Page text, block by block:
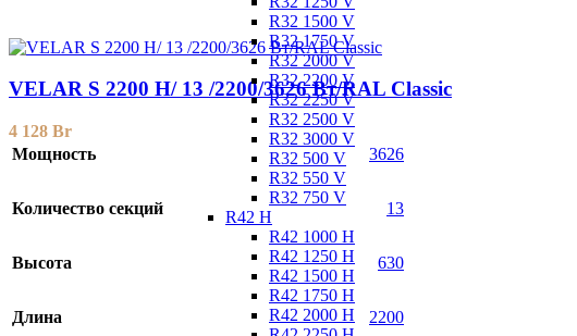
R32 1500 V
R32 1750 V
R32 2000 V
R32 2200 V
R32 2250 V
R32 2500 V
R32 3000 V
R32 500 V
R32 550 V
R32 750 V
R42 H
R42 1000 H
R42 1250 H
R42 1500 H
R42 1750 H
R42 2000 H
VELAR S 2200 H/ 13 /2200/3626 Вт/RAL Classic
4 128 Br
Мощность
3626
Количество секций 13
Высота 630
Длина 2200